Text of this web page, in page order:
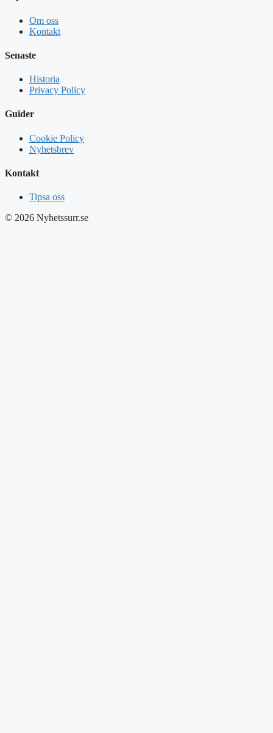
Om oss
Kontakt
Senaste
Historia
Privacy Policy
Guider
Cookie Policy
Nyhetsbrev
Kontakt
Tipsa oss
© 2026 Nyhetssurr.se